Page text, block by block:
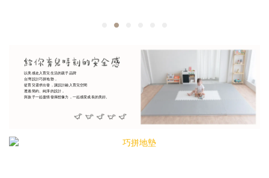
以美感走入育兒生活的親子品牌
台灣設計巧拼地墊，
從育兒需求出發，讓設計融入育兒空間
透過簡約、純淨的設計，